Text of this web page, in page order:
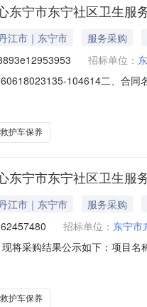
东宁市东宁社区卫生
江市｜东宁市
服务采购
招标单位：
104614二、合同
号联系方式：13945375927
护车保养
东宁市东宁社区卫生
江市｜东宁市
服务采购
招标单位： 东宁市
将采购结果公示如下：项目
成交金额优惠率现成交东宁
护车保养